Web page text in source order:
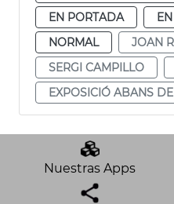
EN PORTADA
NORMAL
JOAN
SERGI CAMPILLO
EXPOSICIÓ ABANS
Nuestras Apps